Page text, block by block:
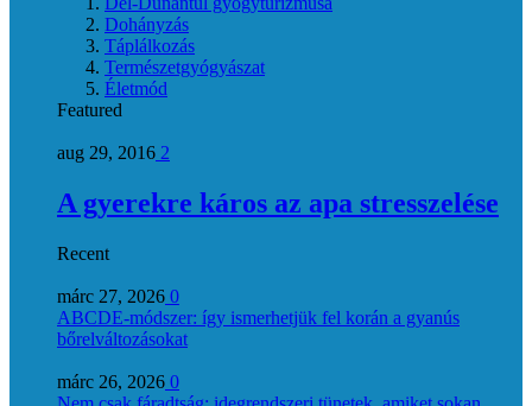
Dohányzás
Táplálkozás
Természetgyógyászat
Életmód
Featured
aug 29, 2016 2
A gyerekre káros az apa stresszelése
Recent
márc 27, 2026 0
ABCDE‑módszer: így ismerhetjük fel korán a gyanús
bőrelváltozásokat
márc 26, 2026 0